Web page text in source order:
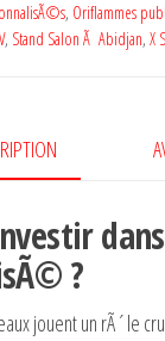
, Oriflammes
, Stand Salon Ã Abidjan, X
?
jouent un rÃ´le